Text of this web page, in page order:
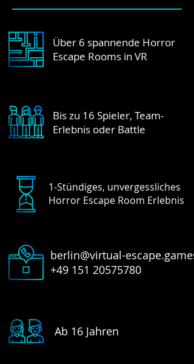
Über 6 spannende Horror
Escape Rooms in VR
Bis zu 16 Spieler, Team-
Erlebnis oder Battle
1-Stündiges, unvergessliches
Horror Escape Room Erlebnis
berlin@virtual-escape.games
+49 151 20575780
Ab 16 Jahren